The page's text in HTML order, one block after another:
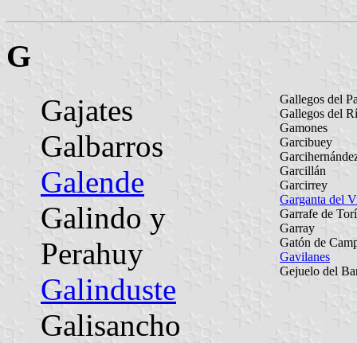
G
Gajates
Galbarros
Galende
Galindo y
Perahuy
Galinduste
Galisancho
Gallegos del
Gallegos del
Gamones
Garcibuey
Garcillán
Garcirrey
Garganta del
Garrafe de
Garray
Gatón de
Gavilanes
Gejuelo del